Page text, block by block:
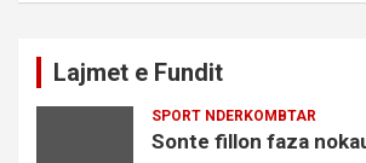
Lajmet e Fundit
SPORT NDERKOMBTAR
Sonte fillon faza